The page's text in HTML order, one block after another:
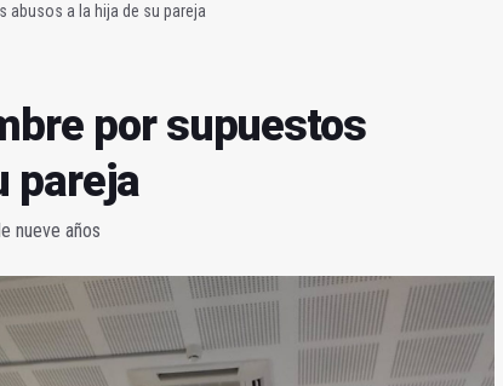
abusos a la hija de su pareja
por supuestos
pareja
nueve años